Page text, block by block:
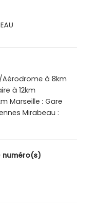
à 8km
à 12km
Marseille : Gare
Mirabeau :
numéro(s)